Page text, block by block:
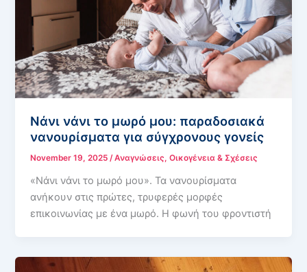
Νάνι νάνι το μωρό μου: παραδοσιακά
νανουρίσματα για σύγχρονους γονείς
November 19, 2025/Αναγνώσεις,Οικογένεια & Σχέσεις
«Νάνι νάνι το μωρό μου». Τα νανουρίσματα
ανήκουν στις πρώτες, τρυφερές μορφές
επικοινωνίας με ένα μωρό. Η φωνή του φροντιστή